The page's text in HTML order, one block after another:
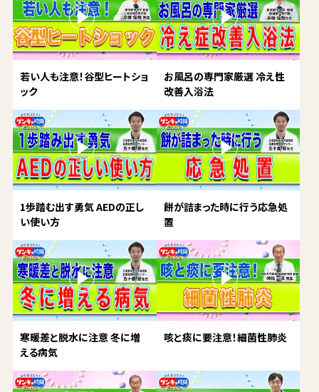
若い人も注意！谷型ヒートショ
ック
お風呂の専門家厳選 冷え性
改善入浴法
1歩踏む出す勇気 AEDの正し
い使い方
餅が詰まった時に行う応急処
置
寒暖差と脱水に注意 冬に増
える病気
咳と痰に要注意！細菌性肺炎